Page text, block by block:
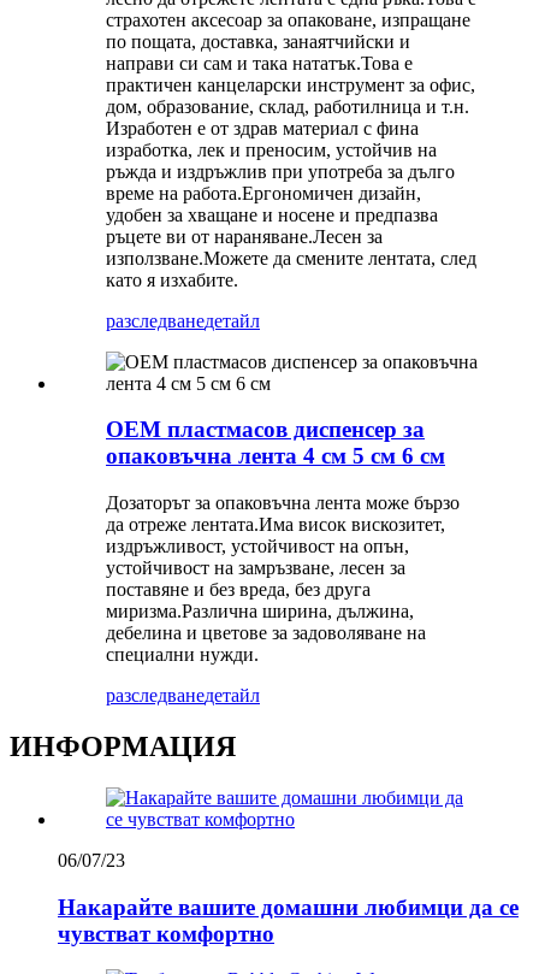
страхотен аксесоар за опаковане, изпращане
по пощата, доставка, занаятчийски и
направи си сам и така нататък.Това е
практичен канцеларски инструмент за офис,
дом, образование, склад, работилница и т.н.
Изработен е от здрав материал с фина
изработка, лек и преносим, ​​устойчив на
ръжда и издръжлив при употреба за дълго
време на работа.Ергономичен дизайн,
удобен за хващане и носене и предпазва
ръцете ви от нараняване.Лесен за
използване.Можете да смените лентата, след
като я изхабите.
разследванедетайл
OEM пластмасов диспенсер за
опаковъчна лента 4 см 5 см 6 см
Дозаторът за опаковъчна лента може бързо
да отреже лентата.Има висок вискозитет,
издръжливост, устойчивост на опън,
устойчивост на замръзване, лесен за
поставяне и без вреда, без друга
миризма.Различна ширина, дължина,
дебелина и цветове за задоволяване на
специални нужди.
разследванедетайл
ИНФОРМАЦИЯ
06/07/23
Накарайте вашите домашни любимци да се
чувстват комфортно